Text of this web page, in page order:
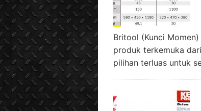
Britool (Kunci
produk terkemuka
pilihan terluas untuk